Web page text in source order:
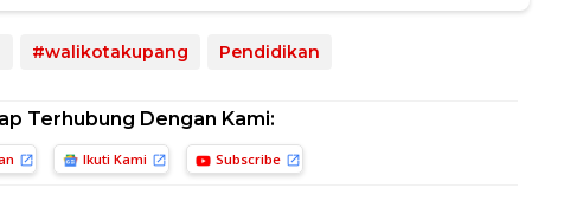
#walikotakupang Pendidikan
Terhubung Dengan Kami:
Ikuti Kami Subscribe